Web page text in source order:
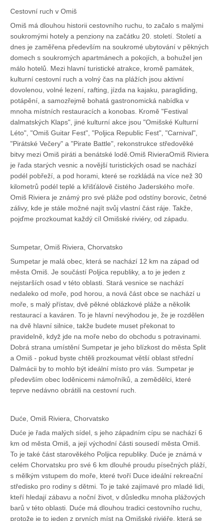
Cestovní ruch v Omiš
Omiš má dlouhou historii cestovního ruchu, to začalo s malými
soukromými hotely a penziony na začátku 20. století. Století a
dnes je zaměřena především na soukromé ubytování v pěkných
domech s soukromých apartmánech a pokojích, a bohužel jen
málo hotelů. Mezi hlavní turistické atrakce, kromě památek,
kulturní cestovní ruch a volný čas na plážích jsou aktivní
dovolenou, volné lezení, rafting, jízda na kajaku, paragliding,
potápění, a samozřejmě bohatá gastronomická nabídka v
mnoha místních restauracích a konobas. Kromě "Festival
dalmatských Klaps", jiné kulturní akce jsou "Omišské Kulturní
Léto", "Omiš Guitar Fest", "Poljica Republic Fest", "Carnival",
"Pirátské Večery" a "Pirate Battle", rekonstrukce středověké
bitvy mezi Omiš piráti a benátské lodě.Omiš RivieraOmiš Riviera
je řada starých vesnic a novější turistických osad se nachází
podél pobřeží, a pod horami, které se rozkládá na více než 30
kilometrů podél teplé a křišťálově čistého Jaderského moře.
Omiš Riviera je známý pro své pláže pod odstíny borovic, četné
zálivy, kde je stále možné najít svůj vlastní část ráje. Takže,
pojďme prozkoumat každý cíl Omišské riviéry, od západu.
Sumpetar, Omiš Riviera, Chorvatsko
Sumpetar je malá obec, která se nachází 12 km na západ od
města Omiš. Je součástí Poljica republiky, a to je jeden z
nejstarších osad v této oblasti. Stará vesnice se nachází
nedaleko od moře, pod horou, a nová část obce se nachází u
moře, s malý přístav, dvě pěkné oblázkové pláže a několik
restaurací a kaváren. To je hlavní nevýhodou je, že je rozdělen
na dvě hlavní silnice, takže budete muset překonat to
pravidelně, když jde na moře nebo do obchodu s potravinami.
Dobrá strana umístění Sumpetar je jeho blízkost do města Split
a Omiš - pokud byste chtěli prozkoumat větší oblast střední
Dalmácii by to mohlo být ideální místo pro vás. Sumpetar je
především obec loděnicemi námořníků, a zemědělci, které
teprve nedávno obrátili na cestovní ruch.
Duće, Omiš Riviera, Chorvatsko
Duće je řada malých sídel, s jeho západním cípu se nachází 6
km od města Omiš, a její východní části sousedí města Omiš.
To je také část starověkého Poljica republiky. Duće je známá v
celém Chorvatsku pro své 6 km dlouhé proudu písečných pláží,
s mělkým vstupem do moře, které tvoří Duce ideální rekreační
středisko pro rodiny s dětmi. To je také zajímavé pro mladé lidi,
kteří hledají zábavu a noční život, v důsledku mnoha plážových
barů v této oblasti. Duće má dlouhou tradici cestovního ruchu,
protože je to jeden z prvních míst na Omišské riviéře, která se